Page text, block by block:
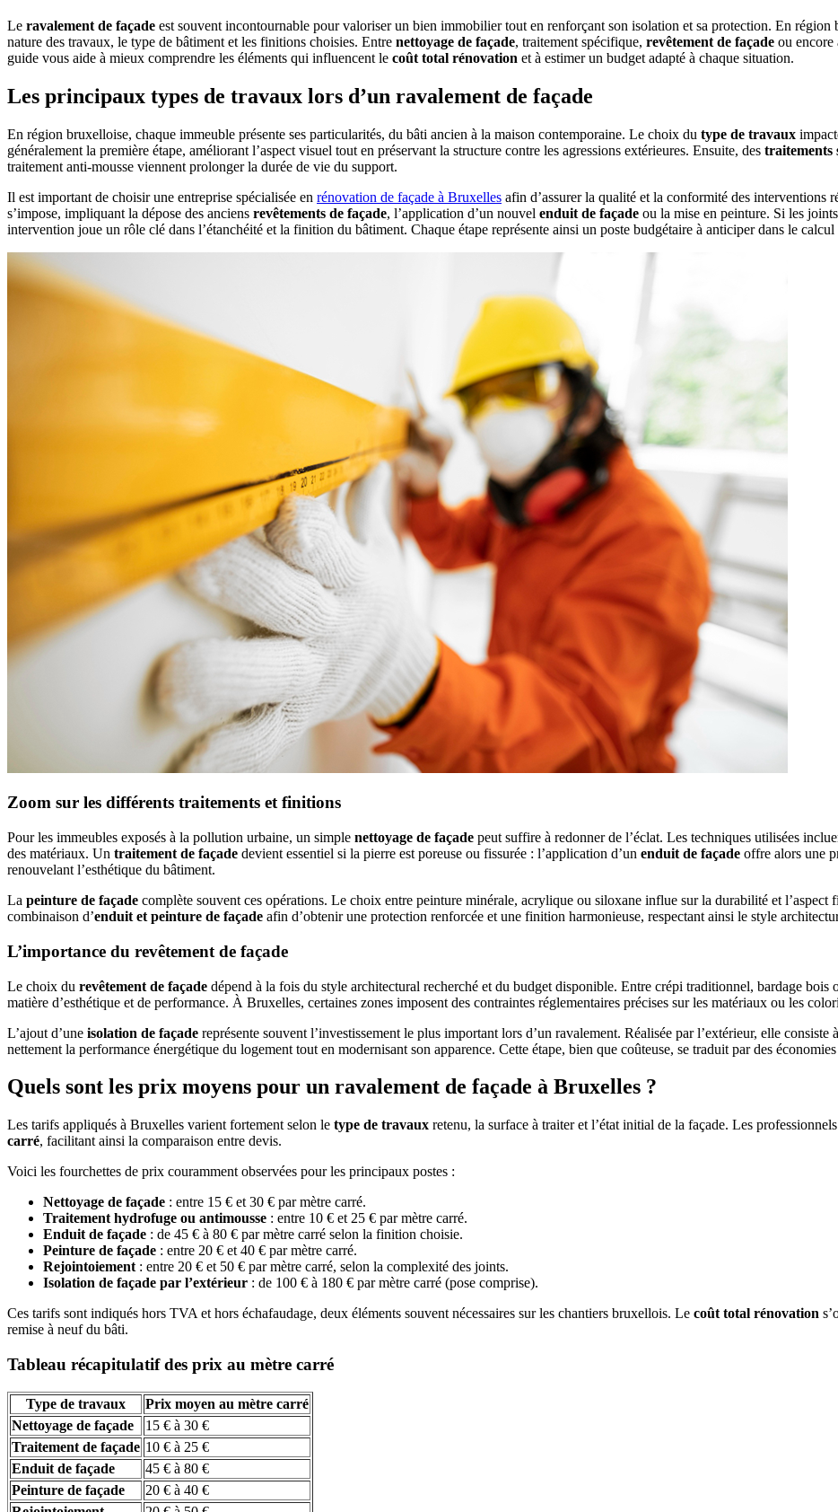
Le ravalement de façade est souvent incontournable pour valoriser un bien immobilier tout en renforçant son isolation et sa protection. En région
nature des travaux, le type de bâtiment et les finitions choisies. Entre nettoyage de façade, traitement spécifique, revêtement de façade ou encore
guide vous aide à mieux comprendre les éléments qui influencent le coût total rénovation et à estimer un budget adapté à chaque situation.
Les principaux types de travaux lors d’un ravalement de façade
En région bruxelloise, chaque immeuble présente ses particularités, du bâti ancien à la maison contemporaine. Le choix du type de travaux
généralement la première étape, améliorant l’aspect visuel tout en préservant la structure contre les agressions extérieures. Ensuite, des traitements
traitement anti-mousse viennent prolonger la durée de vie du support.
Il est important de choisir une entreprise spécialisée en rénovation de façade à Bruxelles afin d’assurer la qualité et la conformité des interventions
s’impose, impliquant la dépose des anciens revêtements de façade, l’application d’un nouvel enduit de façade ou la mise en peinture. Si les
intervention joue un rôle clé dans l’étanchéité et la finition du bâtiment. Chaque étape représente ainsi un poste budgétaire à anticiper dans le
Zoom sur les différents traitements et finitions
Pour les immeubles exposés à la pollution urbaine, un simple nettoyage de façade peut suffire à redonner de l’éclat. Les techniques utilisées
des matériaux. Un traitement de façade devient essentiel si la pierre est poreuse ou fissurée : l’application d’un enduit de façade offre alors une
renouvelant l’esthétique du bâtiment.
La peinture de façade complète souvent ces opérations. Le choix entre peinture minérale, acrylique ou siloxane influe sur la durabilité et
combinaison d’enduit et peinture de façade afin d’obtenir une protection renforcée et une finition harmonieuse, respectant ainsi le style
L’importance du revêtement de façade
Le choix du revêtement de façade dépend à la fois du style architectural recherché et du budget disponible. Entre crépi traditionnel, bardage bois
matière d’esthétique et de performance. À Bruxelles, certaines zones imposent des contraintes réglementaires précises sur les matériaux ou les
L’ajout d’une isolation de façade représente souvent l’investissement le plus important lors d’un ravalement. Réalisée par l’extérieur, elle
nettement la performance énergétique du logement tout en modernisant son apparence. Cette étape, bien que coûteuse, se traduit par des
Quels sont les prix moyens pour un ravalement de façade à Bruxelles ?
Les tarifs appliqués à Bruxelles varient fortement selon le type de travaux retenu, la surface à traiter et l’état initial de la façade. Les
carré, facilitant ainsi la comparaison entre devis.
Voici les fourchettes de prix couramment observées pour les principaux postes :
Nettoyage de façade : entre 15 € et 30 € par mètre carré.
Traitement hydrofuge ou antimousse : entre 10 € et 25 € par mètre carré.
Enduit de façade : de 45 € à 80 € par mètre carré selon la finition choisie.
Peinture de façade : entre 20 € et 40 € par mètre carré.
Rejointoiement : entre 20 € et 50 € par mètre carré, selon la complexité des joints.
Isolation de façade par l’extérieur : de 100 € à 180 € par mètre carré (pose comprise).
Ces tarifs sont indiqués hors TVA et hors échafaudage, deux éléments souvent nécessaires sur les chantiers bruxellois. Le coût total rénovation
remise à neuf du bâti.
Tableau récapitulatif des prix au mètre carré
Type de travaux
Prix moyen au mètre carré
Nettoyage de façade
15 € à 30 €
Traitement de façade 10 € à 25 €
Enduit de façade
45 € à 80 €
Peinture de façade
20 € à 40 €